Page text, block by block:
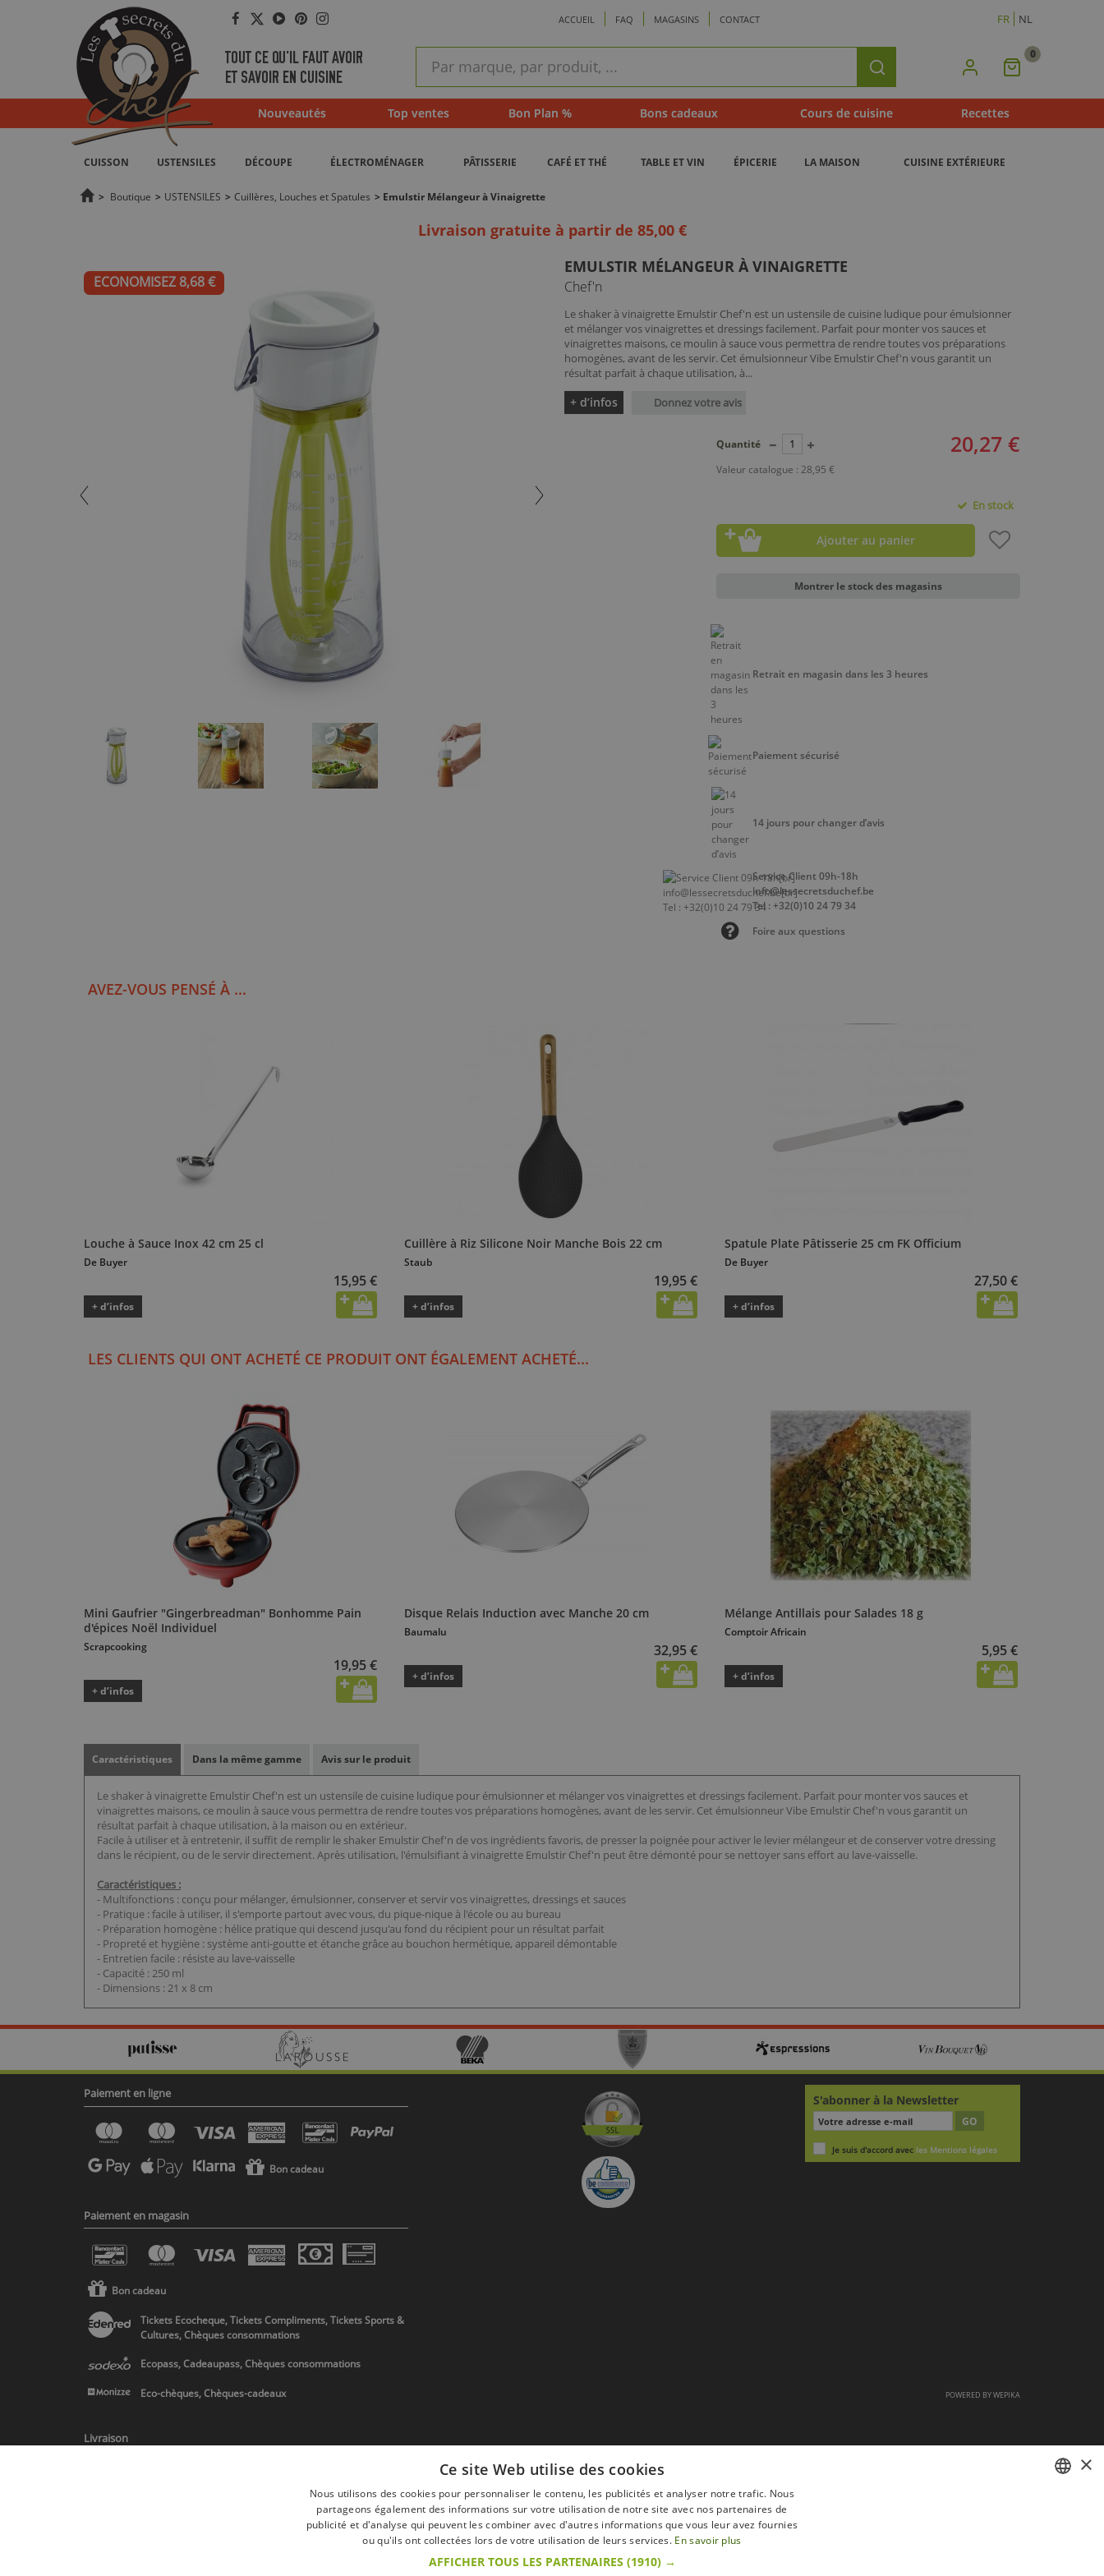
Facebook
Twitter
YouTube
Pinterest
Instagram ACCUEIL FAQ MAGASINS CONTACT FR NL
TOUT CE QU'IL FAUT AVOIR
ET SAVOIR EN CUISINE
rapide
Rechercher Mon
0
Nouveautés Top ventes Bon Plan % Bons cadeaux Cours de cuisine Recettes
CUISSON USTENSILES DÉCOUPE ÉLECTROMÉNAGER PÂTISSERIE CAFÉ ET THÉ TABLE ET VIN ÉPICERIE LA MAISON CUISINE EXTÉRIEURE
> Boutique > USTENSILES > Cuillères, Louches et Spatules > Emulstir Mélangeur à Vinaigrette
Livraison gratuite à partir de 85,00 €
EMULSTIR MÉLANGEUR À VINAIGRETTE
Chef'n
ECONOMISEZ 8,68 €
Le shaker à vinaigrette Emulstir Chef'n est un ustensile de cuisine ludique pour émulsionner
et mélanger vos vinaigrettes et dressings facilement. Parfait pour monter vos sauces et
vinaigrettes maisons, ce moulin à sauce vous permettra de rendre toutes vos préparations
homogènes, avant de les servir. Cet émulsionneur Vibe Emulstir Chef'n vous garantit un
résultat parfait à chaque utilisation, à...
+ d’infos Donnez votre avis
20,27 €
Quantité
Valeur catalogue : 28,95 €
En stock
Ajouter au panier
Montrer le stock des magasins
Retrait en magasin dans les 3 heures
Paiement sécurisé
14 jours pour changer d’avis
Service Client 09h-18h
info@lessecretsduchef.be
Tel : +32(0)10 24 79 34
Foire aux questions
AVEZ-VOUS PENSÉ À ...
Louche à Sauce Inox 42 cm 25 cl
De Buyer
15,95 €
+ d’infos
Cuillère à Riz Silicone Noir Manche Bois 22 cm
Staub
19,95 €
+ d’infos
Spatule Plate Pâtisserie 25 cm FK Officium
De Buyer
27,50 €
+ d’infos
LES CLIENTS QUI ONT ACHETÉ CE PRODUIT ONT ÉGALEMENT ACHETÉ...
Mini Gaufrier "Gingerbreadman" Bonhomme Pain
d'épices Noël Individuel
Scrapcooking
19,95 €
+ d’infos
Disque Relais Induction avec Manche 20 cm
Baumalu
32,95 €
+ d’infos
Mélange Antillais pour Salades 18 g
Comptoir Africain
5,95 €
+ d’infos
Caractéristiques Dans la même gamme Avis sur le produit
Le shaker à vinaigrette Emulstir Chef'n est un ustensile de cuisine ludique pour émulsionner et mélanger vos vinaigrettes et dressings facilement. Parfait pour monter vos sauces et
vinaigrettes maisons, ce moulin à sauce vous permettra de rendre toutes vos préparations homogènes, avant de les servir. Cet émulsionneur Vibe Emulstir Chef'n vous garantit un
résultat parfait à chaque utilisation, à la maison ou en extérieur.
Facile à utiliser et à entretenir, il suffit de remplir le shaker Emulstir Chef'n de vos ingrédients favoris, de presser la poignée pour activer le levier mélangeur et de conserver votre dressing
dans le récipient, ou de le servir directement. Après utilisation, l'émulsifiant à vinaigrette Emulstir Chef'n peut être démonté pour se nettoyer sans effort au lave-vaisselle.
Caractéristiques :
- Multifonctions : conçu pour mélanger, émulsionner, conserver et servir vos vinaigrettes, dressings et sauces
- Pratique : facile à utiliser, il s'emporte partout avec vous, du pique-nique à l'école ou au bureau
- Préparation homogène : hélice pratique qui descend jusqu'au fond du récipient pour un résultat parfait
- Propreté et hygiène : système anti-goutte et étanche grâce au bouchon hermétique, appareil démontable
- Entretien facile : résiste au lave-vaisselle
- Capacité : 250 ml
- Dimensions : 21 x 8 cm
Paiement en ligne
Bon cadeau
Paiement en magasin
Bon cadeau
Tickets Ecocheque, Tickets Compliments, Tickets Sports &
Cultures, Chèques consommations
Ecopass, Cadeaupass, Chèques consommations
Eco-chèques, Chèques-cadeaux
Livraison
* Livraison en Belgique/France/Pays-Bas et partout en Europe sur devis
S'abonner à la Newsletter
GO
Je suis d'accord avec les Mentions légales
POWERED BYWEPIKA
×
Ce site Web utilise des cookies
Nous utilisons des cookies pour personnaliser le contenu, les publicités et analyser notre trafic. Nous
partageons également des informations sur votre utilisation de notre site avec nos partenaires de
publicité et d'analyse qui peuvent les combiner avec d'autres informations que vous leur avez fournies
ou qu'ils ont collectées lors de votre utilisation de leurs services. En savoir plus
AFFICHER TOUS LES PARTENAIRES (1910) →